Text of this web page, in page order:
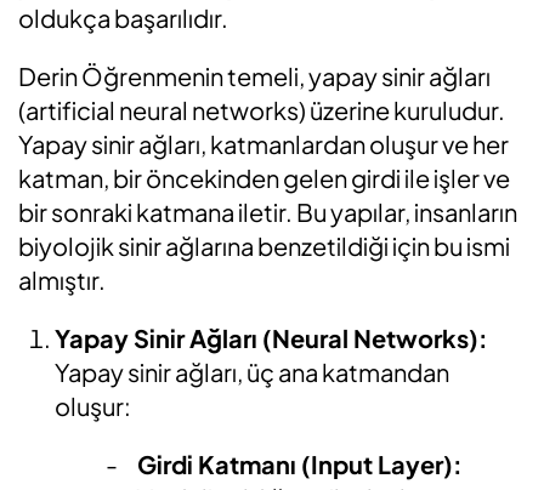
oldukça başarılıdır.
Derin Öğrenmenin temeli, yapay sinir ağları
(artificial neural networks) üzerine kuruludur.
Yapay sinir ağları, katmanlardan oluşur ve her
katman, bir öncekinden gelen girdi ile işler ve
bir sonraki katmana iletir. Bu yapılar, insanların
biyolojik sinir ağlarına benzetildiği için bu ismi
almıştır.
Yapay Sinir Ağları (Neural Networks):
Yapay sinir ağları, üç ana katmandan
oluşur:
-
Girdi Katmanı (Input Layer):